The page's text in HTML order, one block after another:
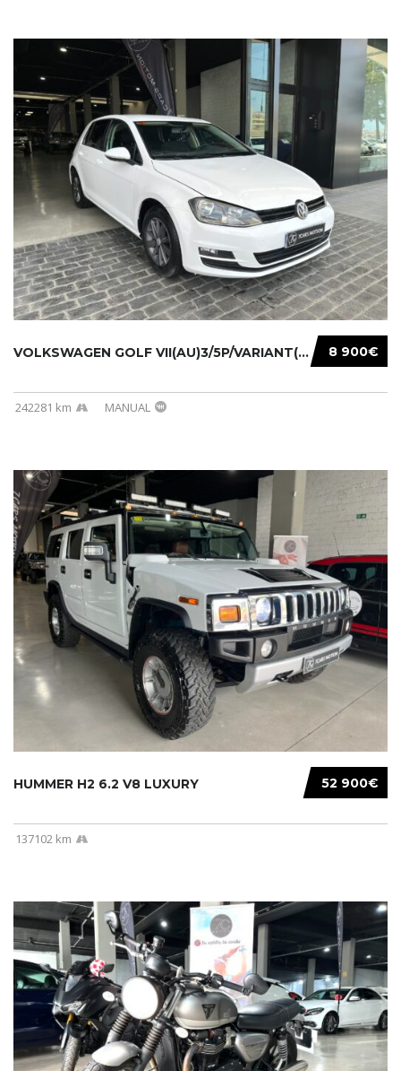
8 900€
VOLKSWAGEN GOLF VII(AU)3/5P/VARIANT(12-16 20...
242281 km MANUAL
52 900€
HUMMER H2 6.2 V8 LUXURY
137102 km